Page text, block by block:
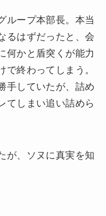
ループ本部長。本当
るはずだったと、会
何かと盾突くが能力
で終わってしまう。
手していたが、詰め
てしまい追い詰めら
が、ソヌに真実を知